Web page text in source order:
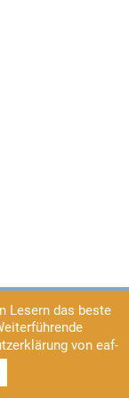
Lesern das beste
von eaf-